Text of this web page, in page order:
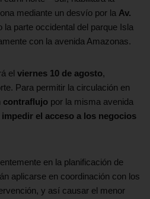
mediante un desvío por la Av.
la parte occidental del parque Isla
con la avenida Amazonas.
el viernes 10 de agosto,
Para permitir la circulación en
contraflujo por la misma avenida
impedir el acceso a los negocios
en la planificación de
aplicarse en coordinación con los
y así causar el menor